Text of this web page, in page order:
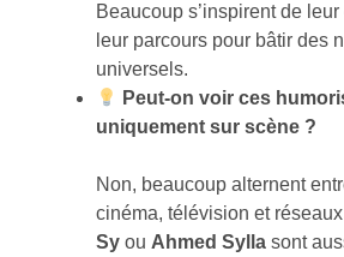
Beaucoup s’inspirent de
leur parcours pour bâtir des
universels.
Peut-on voir ces
uniquement sur scène ?
Non, beaucoup alternent
cinéma, télévision et
Sy ou Ahmed Sylla sont